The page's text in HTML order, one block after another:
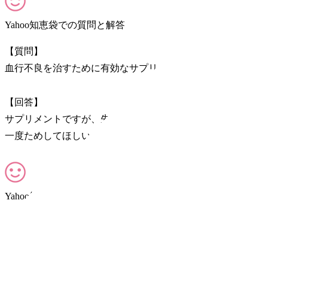
Yahoo知恵袋での質問と解答
【質問】
血行不良を治すために有効なサプリメントを探しています。
【回答】
サプリメントですが、先日も回答させてもらったのですが、
一度ためしてほしいです。
Yahoo知恵袋での質問と解答
精心丸や若甦について服用している方、効果について教えて下さい、肝